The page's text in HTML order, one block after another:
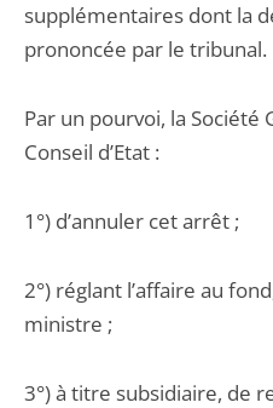
supplémentaires dont la
prononcée par le tribunal.
Par un pourvoi, la Société
Conseil d’Etat :
1°) d’annuler cet arrêt ;
2°) réglant l’affaire au
ministre ;
3°) à titre subsidiaire, de